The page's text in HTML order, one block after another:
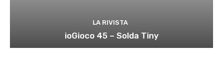
LA RIVISTA
ioGioco 45 – Solda Tiny